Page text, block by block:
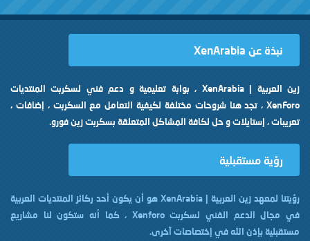
نبذة عن XenArabia
زين العربية | XenArabia ، بوابة تعليمية و دعم فني لسكربت المنتديات
XenForo ، تجد هنا شروحات مختلفة لكيفية التعامل مع السكربت ، إضافات ،
تعريبات ، إستايلات و حل لكافة المشاكل المتعلقة بسكربت زين فورو.
رؤية مستقبلية
رؤيتنا لمعهد زين العربية | XenArabia هو أن يكون أحد ركائز المنتديات العربية
في مجال الدعم الفني لسكربت Xenforo ، كما أنه ستكون لنا مشاريع
مستقبلية بإذن الله في إختصاصات آخرى.